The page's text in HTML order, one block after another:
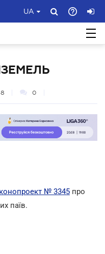
UA
0
№ 3345 про
паїв.